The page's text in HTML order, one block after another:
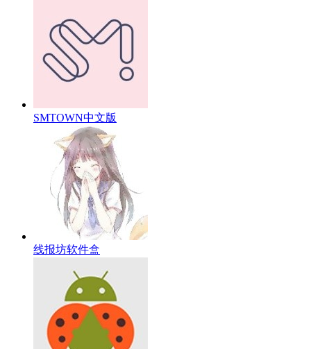
SMTOWN中文版
线报坊软件盒